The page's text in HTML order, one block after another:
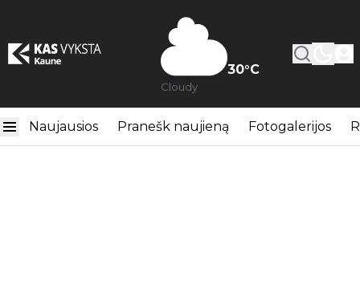
30°C
Cloudy
Naujausios Pranešk naujieną Fotogalerijos